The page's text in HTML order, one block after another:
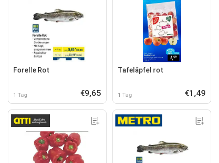
Forelle Rot
1 Tag €9,65
Tafeläpfel rot
1 Tag €1,49